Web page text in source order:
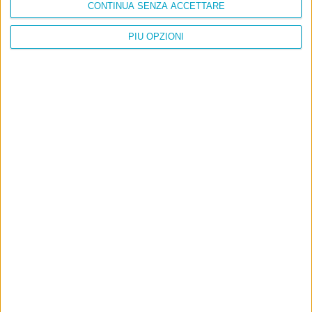
PIÙ OPZIONI
CONTINUA SENZA ACCETTARE
Info